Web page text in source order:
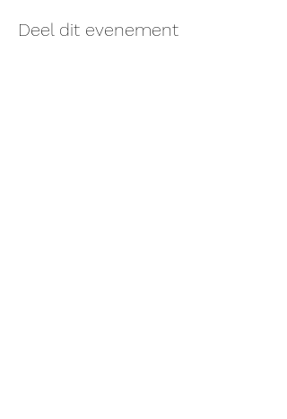
Deel dit evenement